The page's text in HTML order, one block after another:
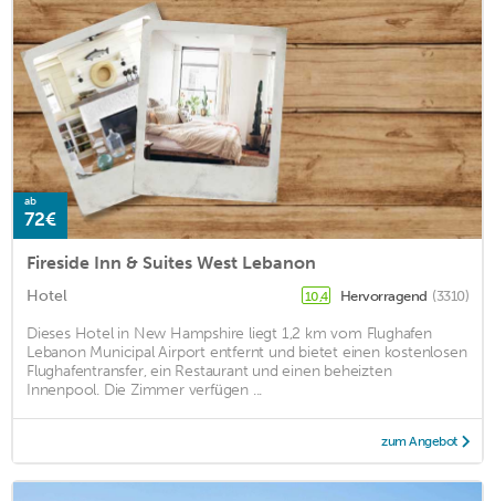
ab
72€
Fireside Inn & Suites West Lebanon
Hotel 10,4 Hervorragend (3310)
Dieses Hotel in New Hampshire liegt 1,2 km vom Flughafen
Lebanon Municipal Airport entfernt und bietet einen kostenlosen
Flughafentransfer, ein Restaurant und einen beheizten
Innenpool. Die Zimmer verfügen ...
zum Angebot